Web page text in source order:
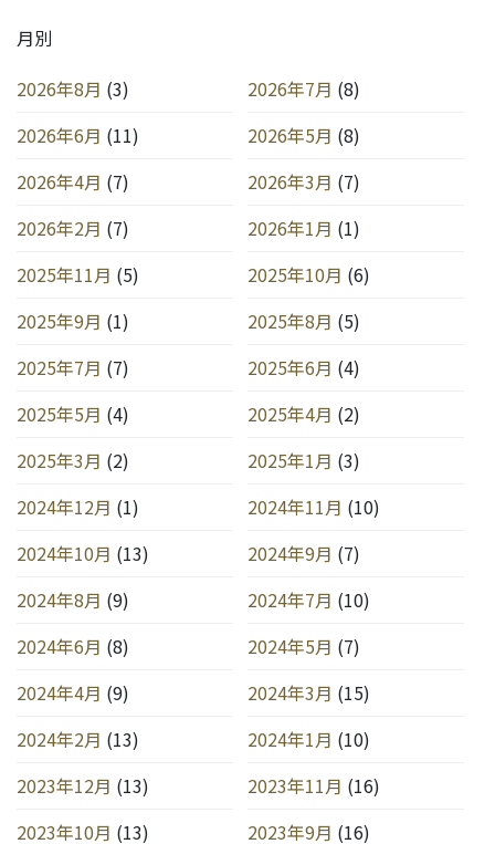
月別
2026年8月 (3) 2026年7月 (8)
2026年6月 (11) 2026年5月 (8)
2026年4月 (7) 2026年3月 (7)
2026年2月 (7) 2026年1月 (1)
2025年11月 (5) 2025年10月 (6)
2025年9月 (1) 2025年8月 (5)
2025年7月 (7) 2025年6月 (4)
2025年5月 (4) 2025年4月 (2)
2025年3月 (2) 2025年1月 (3)
2024年12月 (1) 2024年11月 (10)
2024年10月 (13) 2024年9月 (7)
2024年8月 (9) 2024年7月 (10)
2024年6月 (8) 2024年5月 (7)
2024年4月 (9) 2024年3月 (15)
2024年2月 (13) 2024年1月 (10)
2023年12月 (13) 2023年11月 (16)
2023年10月 (13) 2023年9月 (16)